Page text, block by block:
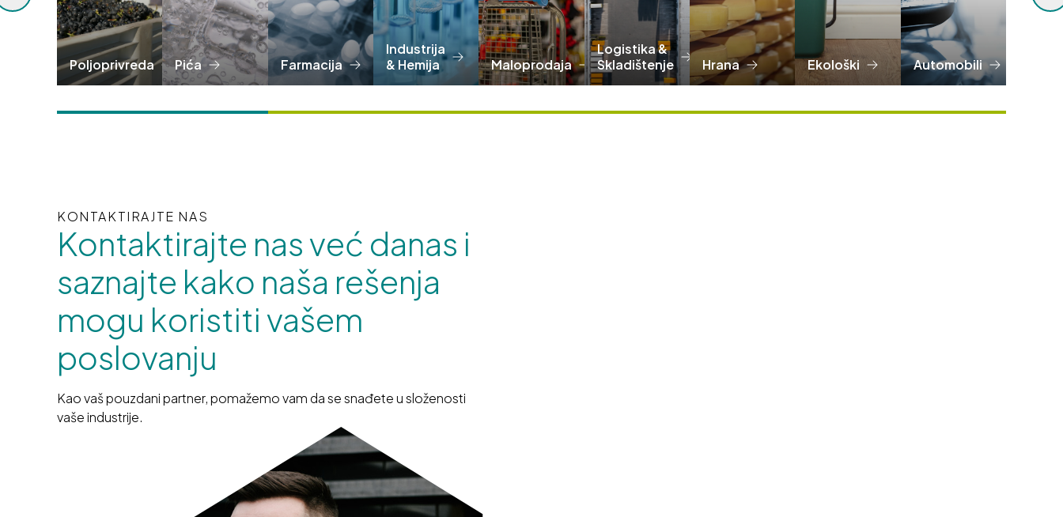
Poljoprivreda Pića Farmacija
Industrija
& Hemija
Maloprodaja
Logistika &
Skladištenje
Hrana Ekološki Automobili
KONTAKTIRAJTE NAS
Kontaktirajte nas već danas i
saznajte kako naša rešenja
mogu koristiti vašem
poslovanju
Kao vaš pouzdani partner, pomažemo vam da se snađete u složenosti
vaše industrije.